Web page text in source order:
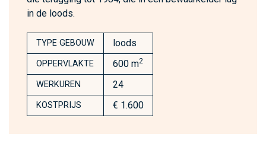
in de loods.
TYPE GEBOUW loods
OPPERVLAKTE 600 m2
WERKUREN 24
KOSTPRIJS € 1.600